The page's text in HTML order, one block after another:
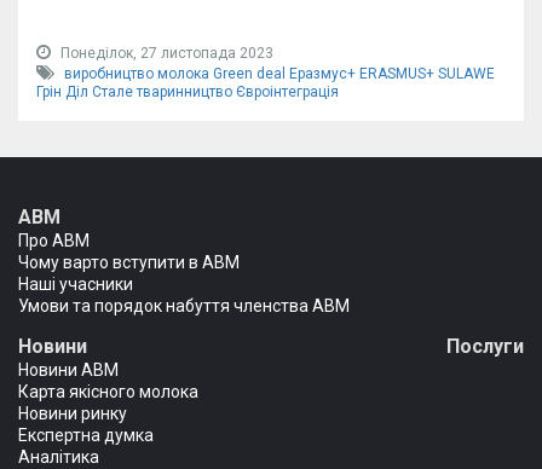
Понеділок, 27 листопада 2023
виробництво молока Green deal Еразмус+ ERASMUS+ SULAWE
Грін Діл Стале тваринництво Євроінтеграція
АВМ
Про АВМ
Чому варто вступити в АВМ
Наші учасники
Умови та порядок набуття членства АВМ
Новини
Новини АВМ
Карта якісного молока
Новини ринку
Експертна думка
Аналітика
Послуги